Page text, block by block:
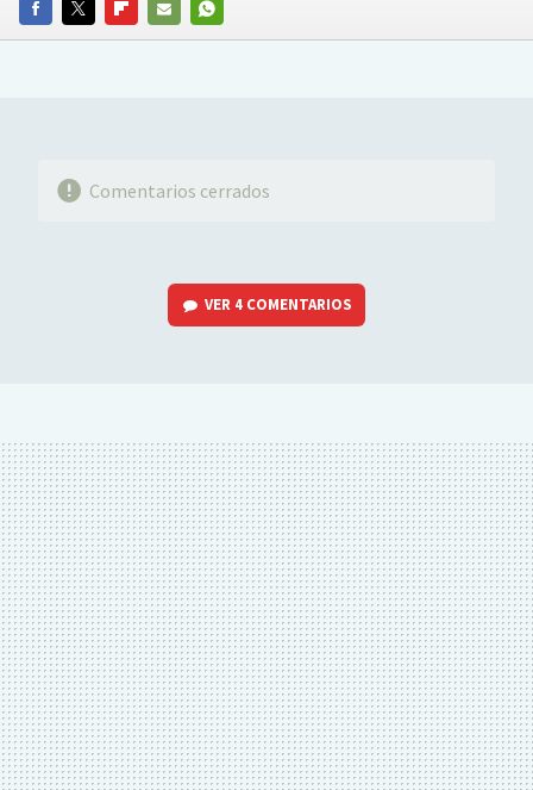
FACEBOOKTWITTERFLIPBOARD
E-
WHATSAPP
Comentarios cerrados
VER 4 COMENTARIOS